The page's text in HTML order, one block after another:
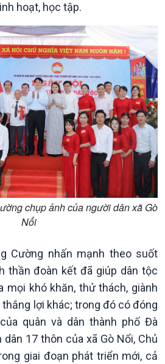
Thế giới
Tin thế giới
Vấn đề quốc tế
Hồ sơ sự kiện quốc tế
Thế giới & Việt Nam
Biên cương - Một dải vững
bền
Nông nghiệp & Biển đảo
Tin Nông nghiệp & Biển
đảo
Mùa vàng
hoạt, học tập.
chụp ảnh của người dân xã Gò
Nổi
Cường nhấn mạnh theo suốt
thần đoàn kết đã giúp dân tộc
mọi khó khăn, thử thách, giành
lợi khác; trong đó có đóng
quân và dân thành phố Đà
17 thôn của xã Gò Nổi, Chủ
giai đoạn phát triển mới, cả